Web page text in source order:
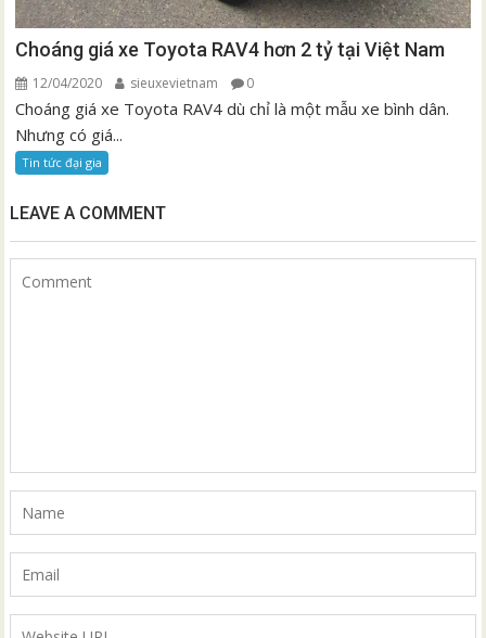
Choáng giá xe Toyota RAV4 hơn 2 tỷ tại Việt Nam
12/04/2020 sieuxevietnam 0
Choáng giá xe Toyota RAV4 dù chỉ là một mẫu xe bình dân.
Nhưng có giá...
Tin tức đại gia
LEAVE A COMMENT